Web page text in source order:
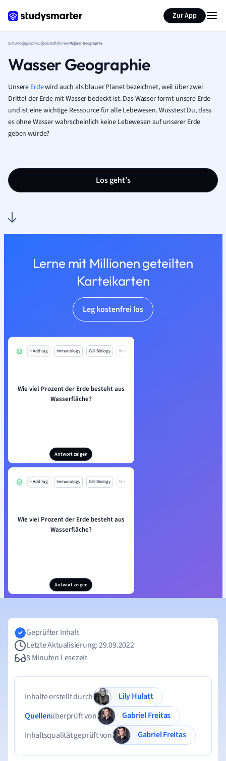
Zur App
SchuleGeographieLandschaftsformenWasser Geographie
Wasser Geographie
Unsere Erdewird auch als blauer Planet bezeichnet, weil über zwei
Drittel der Erde mit Wasser bedeckt ist. Das Wasser formt unsere Erde
und ist eine wichtige Ressource für alle Lebewesen. Wusstest Du, dass
es ohne Wasser wahrscheinlich keine Lebewesen auf unserer Erde
geben würde?
Los geht’s
Lerne mit Millionen geteilten
Karteikarten
Leg kostenfrei los
+ Add tag Immunology Cell Biology Mo
Wie viel Prozent der Erde besteht aus
Wasserfläche?
Antwort zeigen
+ Add tag Immunology Cell Biology Mo
Wie viel Prozent der Erde besteht aus
Wasserfläche?
Antwort zeigen
Seite zusammenfassen
Geprüfter Inhalt
Letzte Aktualisierung: 29.09.2022
8 Minuten Lesezeit
Inhalte erstellt durch
Lily Hulatt
Quellenüberprüft von
Gabriel Freitas
Inhaltsqualität geprüft von
Gabriel Freitas